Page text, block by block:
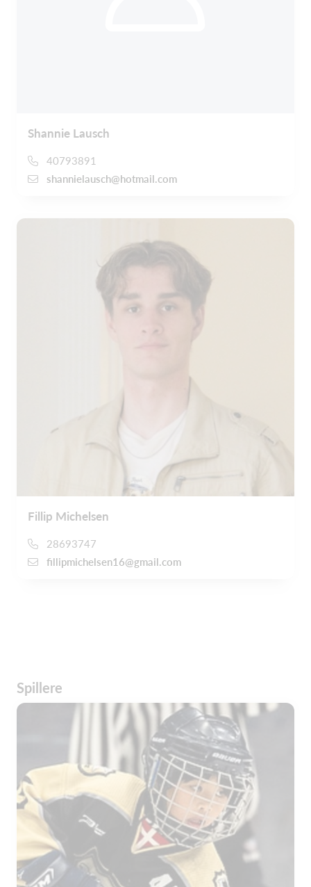
Shannie Lausch
40793891
shannielausch@hotmail.com
Fillip Michelsen
28693747
fillipmichelsen16@gmail.com
Spillere